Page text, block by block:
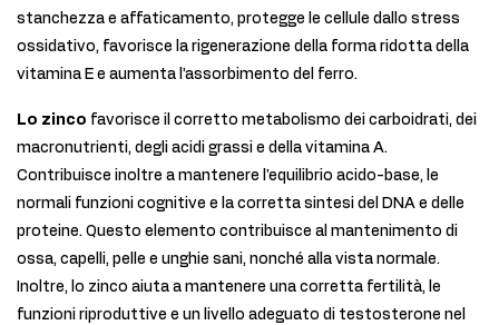
stanchezza e affaticamento, protegge le cellule dallo stress
ossidativo, favorisce la rigenerazione della forma ridotta della
vitamina E e aumenta l’assorbimento del ferro.
Lo zinco favorisce il corretto metabolismo dei carboidrati, dei
macronutrienti, degli acidi grassi e della vitamina A.
Contribuisce inoltre a mantenere l'equilibrio acido-base, le
normali funzioni cognitive e la corretta sintesi del DNA e delle
proteine. Questo elemento contribuisce al mantenimento di
ossa, capelli, pelle e unghie sani, nonché alla vista normale.
Inoltre, lo zinco aiuta a mantenere una corretta fertilità, le
funzioni riproduttive e un livello adeguato di testosterone nel